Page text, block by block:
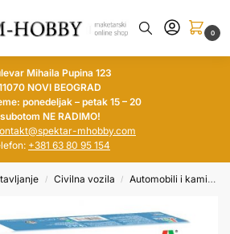
0
Mihaila Pupina 123
NOVI BEOGRAD
ponedeljak – petak 15 – 20
subotom NE RADIMO!
mhobby.com
+381 63 80 95 154
/ Civilna vozila / Automobili i kamioni